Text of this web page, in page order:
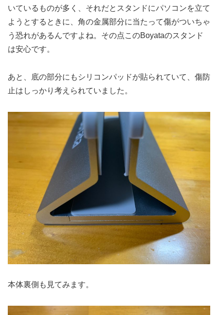
いているものが多く、それだとスタンドにパソコンを立て
ようとするときに、角の金属部分に当たって傷がついちゃ
う恐れがあるんですよね。その点このBoyataのスタンド
は安心です。
あと、底の部分にもシリコンパッドが貼られていて、傷防
止はしっかり考えられていました。
本体裏側も見てみます。